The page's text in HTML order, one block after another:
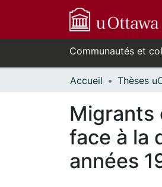
Communautés et
Accueil
Migrants
face à la
années